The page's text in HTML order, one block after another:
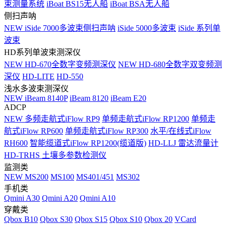
束测量系统 iBoat BS15无人船 iBoat BSA无人船
侧扫声呐
NEW iSide 7000多波束侧扫声呐 iSide 5000多波束 iSide 系列单
波束
HD系列单波束测深仪
NEW HD-670全数字变频测深仪 NEW HD-680全数字双变频测
深仪 HD-LITE HD-550
浅水多波束测深仪
NEW iBeam 8140P iBeam 8120 iBeam E20
ADCP
NEW 多频走航式iFlow RP9 单频走航式iFlow RP1200 单频走
航式iFlow RP600 单频走航式iFlow RP300 水平/在线式iFlow
RH600 智能缆道式iFlow RP1200(缆道版) HD-LLJ 雷达流量计
HD-TRHS 土壤多参数检测仪
监测类
NEW MS200 MS100 MS401/451 MS302
手机类
Qmini A30 Qmini A20 Qmini A10
穿戴类
Qbox B10 Qbox S30 Qbox S15 Qbox S10 Qbox 20 VCard